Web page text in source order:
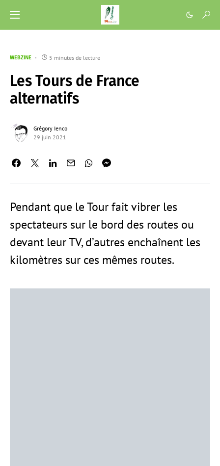
WEBZINE 5 minutes de lecture
Les Tours de France
alternatifs
Grégory Ienco
29 juin 2021
Pendant que le Tour fait vibrer les
spectateurs sur le bord des routes ou
devant leur TV, d’autres enchaînent les
kilomètres sur ces mêmes routes.